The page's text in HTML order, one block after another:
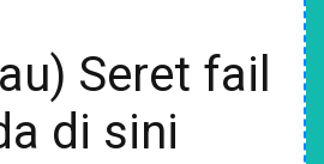
Seret fail
di sini